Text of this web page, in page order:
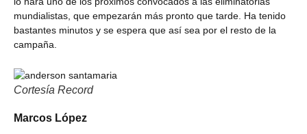
mundialistas, que empezarán más pronto que tarde. Ha tenido
bastantes minutos y se espera que así sea por el resto de la
campaña.
Cortesía Record
Marcos López